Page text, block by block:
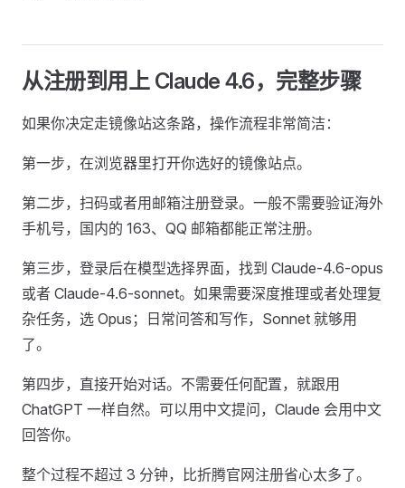
从注册到用上 Claude 4.6，完整步骤
如果你决定走镜像站这条路，操作流程非常简洁：
第一步，在浏览器里打开你选好的镜像站点。
第二步，扫码或者用邮箱注册登录。一般不需要验证海外
手机号，国内的 163、QQ 邮箱都能正常注册。
第三步，登录后在模型选择界面，找到 Claude-4.6-opus
或者 Claude-4.6-sonnet。如果需要深度推理或者处理复
杂任务，选 Opus；日常问答和写作，Sonnet 就够用
了。
第四步，直接开始对话。不需要任何配置，就跟用
ChatGPT 一样自然。可以用中文提问，Claude 会用中文
回答你。
整个过程不超过 3 分钟，比折腾官网注册省心太多了。